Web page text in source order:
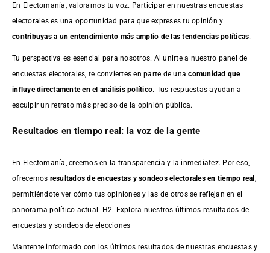
En Electomanía, valoramos tu voz. Participar en nuestras encuestas
electorales es una oportunidad para que expreses tu opinión y
contribuyas a un entendimiento más amplio de las tendencias políticas.
Tu perspectiva es esencial para nosotros. Al unirte a nuestro panel de
encuestas electorales, te conviertes en parte de unacomunidad que
influye directamente en el análisis político. Tus respuestas ayudan a
esculpir un retrato más preciso de la opinión pública.
Resultados en tiempo real: la voz de la gente
En Electomanía, creemos en la transparencia y la inmediatez. Por eso,
ofrecemos resultados deencuestas y sondeos electorales en tiempo real
permitiéndote ver cómo tus opiniones y las de otros se reflejan en el
panorama político actual. H2: Explora nuestros últimos resultados de
encuestas y sondeos de elecciones
Mantente informado con los últimos resultados de nuestras encuestasy